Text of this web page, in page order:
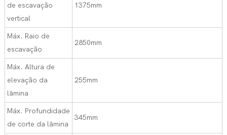
de escavação
vertical
1375mm
Máx. Raio de
escavação
2850mm
Máx. Altura de
elevação da
lâmina
255mm
Máx. Profundidade
de corte da lâmina
345mm